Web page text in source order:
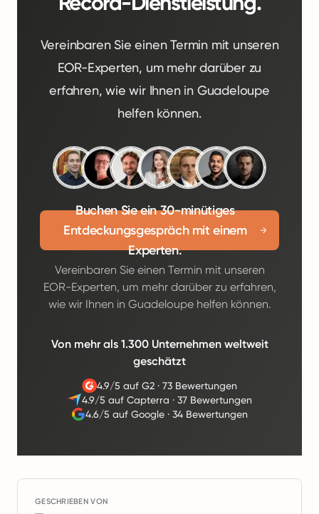
Vereinbaren Sie einen Termin mit unseren
EOR-Experten, um mehr darüber zu
erfahren, wie wir Ihnen in Guadeloupe
helfen können.
Buchen Sie ein 30-minütiges
Entdeckungsgespräch mit einem
Experten.
Vereinbaren Sie einen Termin mit unseren
EOR-Experten, um mehr darüber zu erfahren,
wie wir Ihnen in Guadeloupe helfen können.
Von mehr als 1.300 Unternehmen weltweit
geschätzt
4.9/5 auf G2· 73 Bewertungen
4.9/5 auf Capterra · 37 Bewertungen
4.6/5 auf Google ·34 Bewertungen
GESCHRIEBEN VON